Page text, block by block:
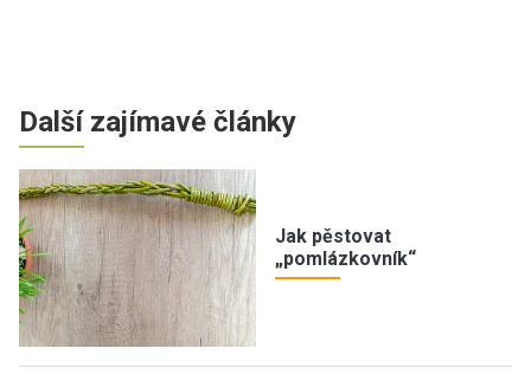
Další zajímavé články
Jak pěstovat
„pomlázkovník“